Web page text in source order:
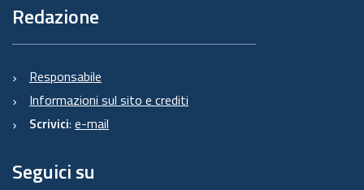
Redazione
Responsabile
Informazioni sul sito e crediti
Scrivici: e-mail
Seguici su